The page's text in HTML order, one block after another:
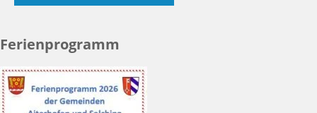
Ferienprogramm